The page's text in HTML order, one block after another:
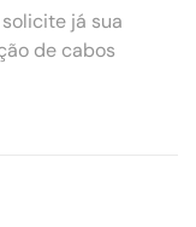
já sua
de cabos